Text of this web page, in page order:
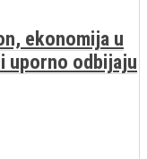
ekonomija u
uporno odbijaju